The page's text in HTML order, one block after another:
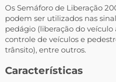
Os Semáforo de Liberação
podem ser utilizados nas
pedágio (liberação do
controle de veículos e
trânsito), entre outros.
Características